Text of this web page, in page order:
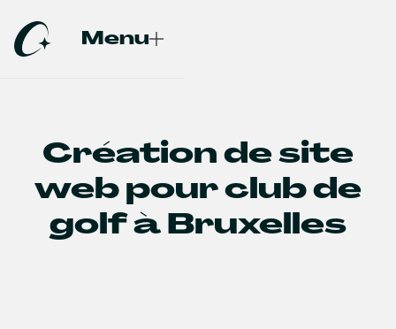
Menu
Création de site
web pour club de
golf à Bruxelles